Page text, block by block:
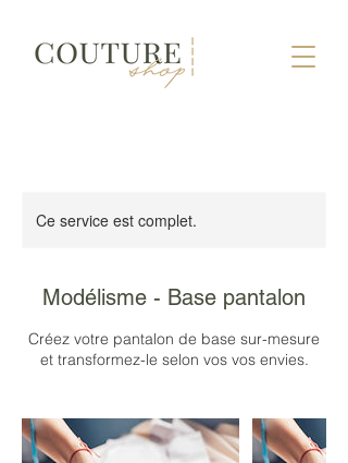
Ce service est complet.
Modélisme - Base pantalon
Créez votre pantalon de base sur-mesure
et transformez-le selon vos vos envies.